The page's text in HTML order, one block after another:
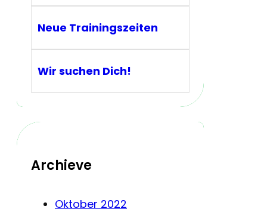
Neue Trainingszeiten
Wir suchen Dich!
Archieve
Oktober 2022